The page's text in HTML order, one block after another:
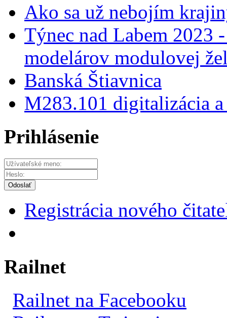
Ako sa už nebojím
Týnec nad Labem 2023
modelárov modulovej
Banská Štiavnica
M283.101 digitalizácia
Prihlásenie
Odoslať
Registrácia nového
Railnet
Railnet na Facebooku